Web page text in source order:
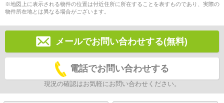
※地図上に表示される物件の位置は付近住所に所在することを表すものであり、実際の
物件所在地とは異なる場合がございます。
メールでお問い合わせする(無料)
電話でお問い合わせする
現況の確認はお気軽にお問い合わせください。